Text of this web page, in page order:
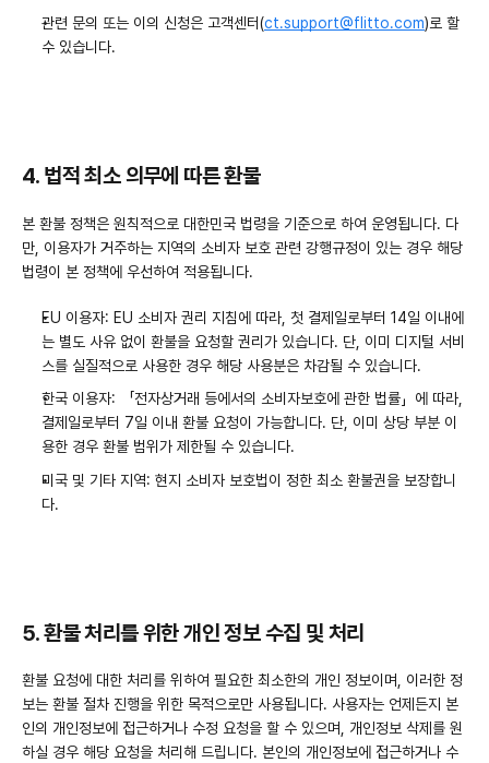
관련 문의 또는 이의 신청은 고객센터(ct.support@flitto.com)로 할
수 있습니다.
4. 법적 최소 의무에 따른 환불
본 환불 정책은 원칙적으로 대한민국 법령을 기준으로 하여 운영됩니다. 다
만, 이용자가 거주하는 지역의 소비자 보호 관련 강행규정이 있는 경우 해당
법령이 본 정책에 우선하여 적용됩니다.
EU 이용자: EU 소비자 권리 지침에 따라, 첫 결제일로부터 14일 이내에
는 별도 사유 없이 환불을 요청할 권리가 있습니다. 단, 이미 디지털 서비
스를 실질적으로 사용한 경우 해당 사용분은 차감될 수 있습니다.
한국 이용자: 「전자상거래 등에서의 소비자보호에 관한 법률」에 따라,
결제일로부터 7일 이내 환불 요청이 가능합니다. 단, 이미 상당 부분 이
용한 경우 환불 범위가 제한될 수 있습니다.
미국 및 기타 지역: 현지 소비자 보호법이 정한 최소 환불권을 보장합니
다.
5. 환불 처리를 위한 개인 정보 수집 및 처리
환불 요청에 대한 처리를 위하여 필요한 최소한의 개인 정보이며, 이러한 정
보는 환불 절차 진행을 위한 목적으로만 사용됩니다. 사용자는 언제든지 본
인의 개인정보에 접근하거나 수정 요청을 할 수 있으며, 개인정보 삭제를 원
하실 경우 해당 요청을 처리해 드립니다. 본인의 개인정보에 접근하거나 수